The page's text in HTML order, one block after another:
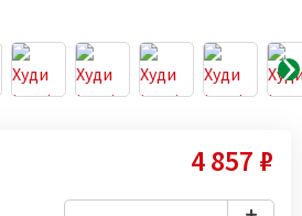
4 857 ₽